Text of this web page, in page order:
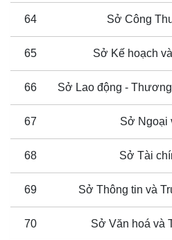
64 Sở Công
65 Sở Kế hoạch
66 Sở Lao động -
67 Sở Ngoại
68 Sở Tài
69 Sở Thông tin và
70 Sở Văn hoá và